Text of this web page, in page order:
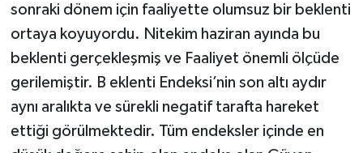
sonraki dönem için faaliyette olumsuz bir beklenti
ortaya koyuyordu. Nitekim haziran ayında bu
beklenti gerçekleşmiş ve Faaliyet önemli ölçüde
gerilemiştir. B eklenti Endeksi’nin son altı aydır
aynı aralıkta ve sürekli negatif tarafta hareket
ettiği görülmektedir. Tüm endeksler içinde en